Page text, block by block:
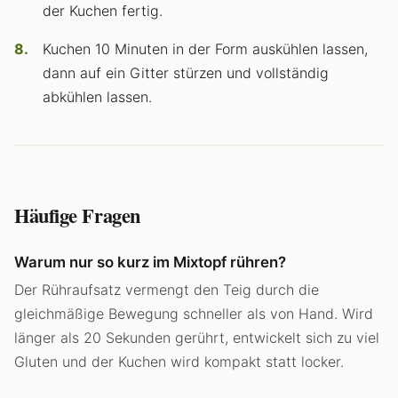
der Kuchen fertig.
Kuchen 10 Minuten in der Form auskühlen lassen,
dann auf ein Gitter stürzen und vollständig
abkühlen lassen.
Häufige Fragen
Warum nur so kurz im Mixtopf rühren?
Der Rühraufsatz vermengt den Teig durch die
gleichmäßige Bewegung schneller als von Hand. Wird
länger als 20 Sekunden gerührt, entwickelt sich zu viel
Gluten und der Kuchen wird kompakt statt locker.